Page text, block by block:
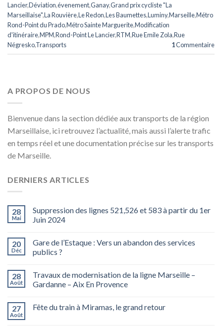
Lancier,Déviation,évenement,Ganay,Grand prix cycliste "La
Marseillaise",La Rouvière,Le Redon,Les Baumettes,Luminy,Marseille,Métro
Rond-Point du Prado,Métro Sainte Marguerite,Modification
d'itinéraire,MPM,Rond-Point Le Lancier,RTM,Rue Emile Zola,Rue
Négresko,Transports 1Commentaire
A PROPOS DE NOUS
Bienvenue dans la section dédiée aux transports de la région
Marseillaise, ici retrouvez l’actualité, mais aussi l’alerte trafic
en temps réel et une documentation précise sur les transports
de Marseille.
DERNIERS ARTICLES
28
Mai
Suppression des lignes 521,526 et 583 à partir du 1er
Juin 2024
20
Déc
Gare de l’Estaque : Vers un abandon des services
publics ?
28
Août
Travaux de modernisation de la ligne Marseille –
Gardanne – Aix En Provence
27
Août
Fête du train à Miramas, le grand retour